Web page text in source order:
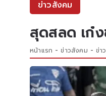
ข่าวสังคม
สุดสลด เก๋
หน้าแรก ข่าวสังคม ข่า